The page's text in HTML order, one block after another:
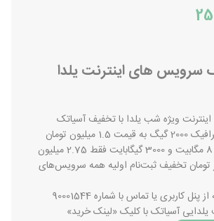
سرویس های اینترنت یلدا
ویژه شب یلدا با تخفیف آسیاتک
با 200 هزار تومان تخفیف ‌ثبت‌نام اولیه همه سرویس‌های
کاربری یا تماس با شماره 90001544
آسیاتک با کلیک «لینک خرید»